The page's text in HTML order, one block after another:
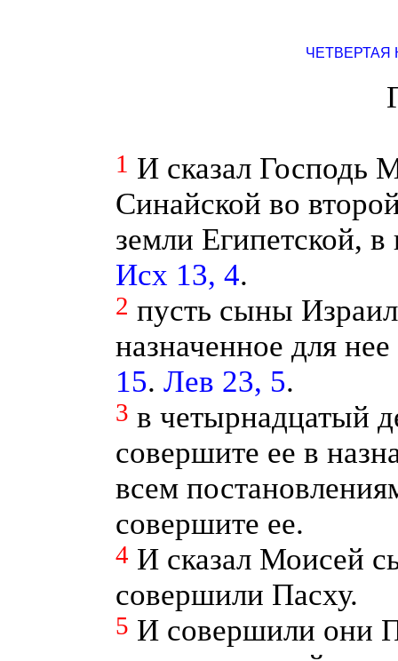
ЧЕТВЕРТАЯ
1 И сказал Господь
Синайской во
земли Египетской,
Исх 13, 4.
2 пусть сыны
назначенное для
15. Лев 23, 5.
3 в четырнадцатый
совершите ее в
всем
совершите ее.
4 И сказал Моисей
совершили Пасху.
5 И совершили они